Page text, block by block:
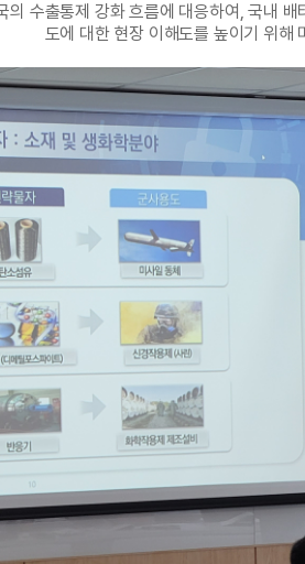
수출통제 강화 흐름에 대응하여, 국내
도에 대한 현장 이해도를 높이기 위해